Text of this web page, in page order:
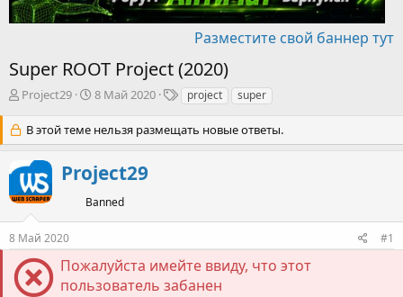
Разместите свой баннер тут
Super ROOT Project (2020)
А
т
о
т
е
м
ы
Project29
Д
т
а
а
а
л
8 Май 2020
Т
г
и
project super
В этой теме нельзя размещать новые ответы.
Project29
Banned
8 Май 2020 #1
Пожалуйста имейте ввиду, что этот
пользователь забанен